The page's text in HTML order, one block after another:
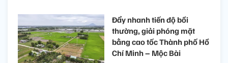
Đẩy nhanh tiến độ bồi
thường, giải phóng mặt
bằng cao tốc Thành phố Hồ
Chí Minh – Mộc Bài